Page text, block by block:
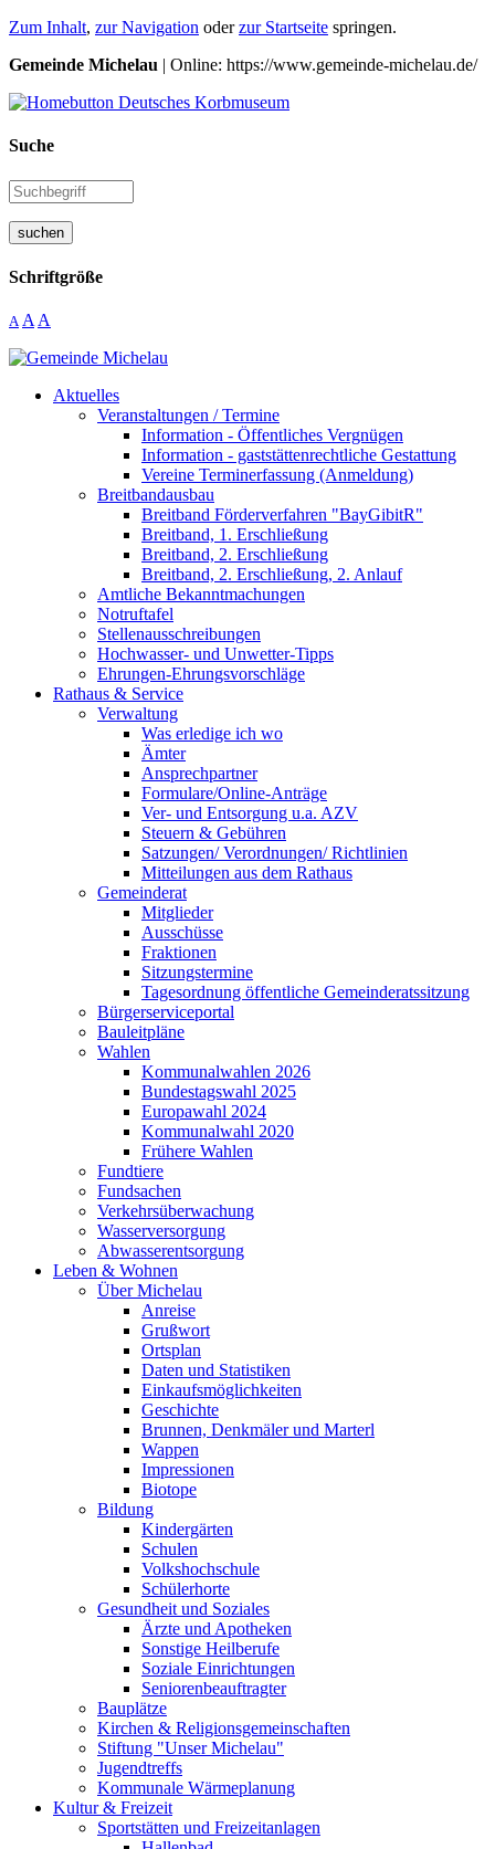
Zum Inhalt, zur Navigation oderzur Startseite springen.
Gemeinde Michelau | Online: https://www.gemeinde-michelau.de/
Suche
suchen
Schriftgröße
A A A
Aktuelles
Veranstaltungen / Termine
Information - Öffentliches Vergnügen
Information - gaststättenrechtliche Gestattung
Vereine Terminerfassung (Anmeldung)
Breitbandausbau
Breitband Förderverfahren "BayGibitR"
Breitband, 1. Erschließung
Breitband, 2. Erschließung
Breitband, 2. Erschließung, 2. Anlauf
Amtliche Bekanntmachungen
Notruftafel
Stellenausschreibungen
Hochwasser- und Unwetter-Tipps
Ehrungen-Ehrungsvorschläge
Rathaus & Service
Verwaltung
Was erledige ich wo
Ämter
Ansprechpartner
Formulare/Online-Anträge
Ver- und Entsorgung u.a. AZV
Steuern & Gebühren
Satzungen/ Verordnungen/ Richtlinien
Mitteilungen aus dem Rathaus
Gemeinderat
Mitglieder
Ausschüsse
Fraktionen
Sitzungstermine
Tagesordnung öffentliche Gemeinderatssitzung
Bürgerserviceportal
Bauleitpläne
Wahlen
Kommunalwahlen 2026
Bundestagswahl 2025
Europawahl 2024
Kommunalwahl 2020
Frühere Wahlen
Fundtiere
Fundsachen
Verkehrsüberwachung
Wasserversorgung
Abwasserentsorgung
Leben & Wohnen
Über Michelau
Anreise
Grußwort
Ortsplan
Daten und Statistiken
Einkaufsmöglichkeiten
Geschichte
Brunnen, Denkmäler und Marterl
Wappen
Impressionen
Biotope
Bildung
Kindergärten
Schulen
Volkshochschule
Schülerhorte
Gesundheit und Soziales
Ärzte und Apotheken
Sonstige Heilberufe
Soziale Einrichtungen
Seniorenbeauftragter
Bauplätze
Kirchen & Religionsgemeinschaften
Stiftung "Unser Michelau"
Jugendtreffs
Kommunale Wärmeplanung
Kultur & Freizeit
Sportstätten und Freizeitanlagen